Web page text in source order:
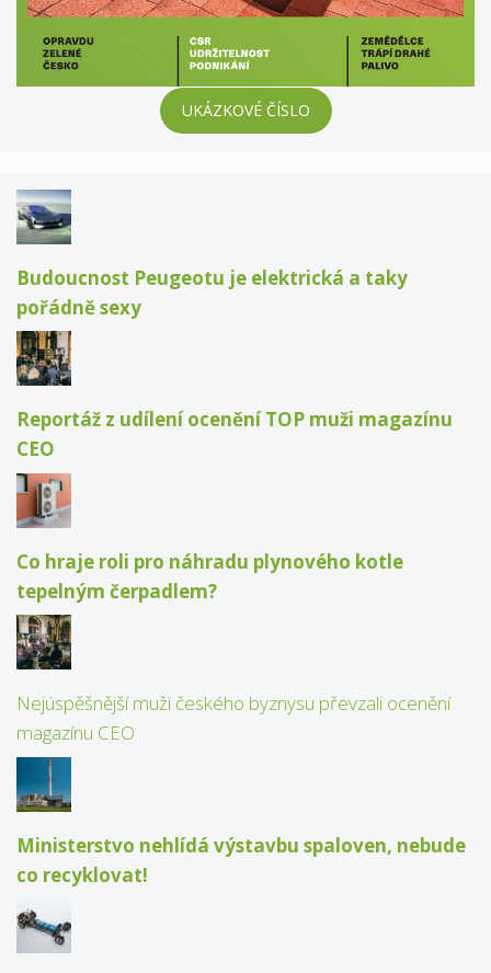
UKÁZKOVÉ ČÍSLO
Budoucnost Peugeotu je elektrická a taky
pořádně sexy
Reportáž z udílení ocenění TOP muži magazínu
CEO
Co hraje roli pro náhradu plynového kotle
tepelným čerpadlem?
Nejúspěšnější muži českého byznysu převzali ocenění
magazínu CEO
Ministerstvo nehlídá výstavbu spaloven, nebude
co recyklovat!